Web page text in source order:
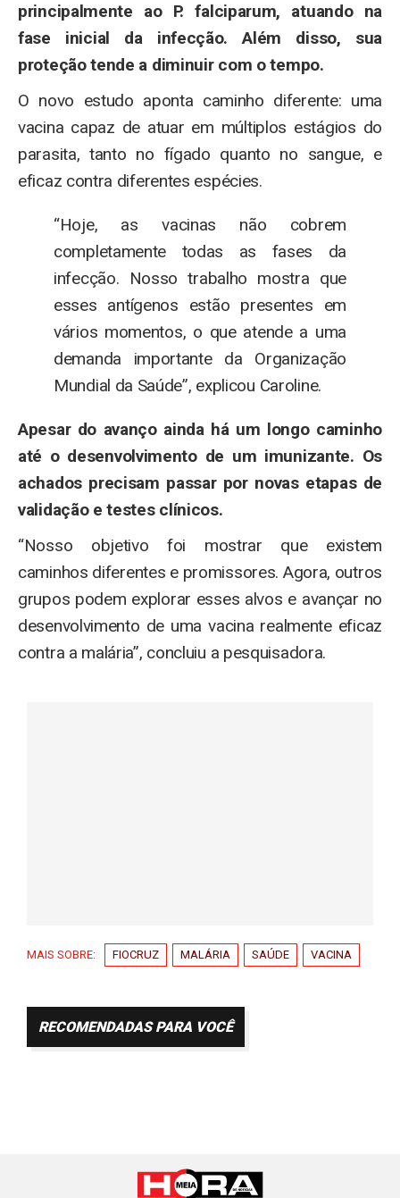
principalmente ao P. falciparum, atuando na
fase inicial da infecção. Além disso, sua
proteção tende a diminuir com o tempo.
O novo estudo aponta caminho diferente: uma
vacina capaz de atuar em múltiplos estágios do
parasita, tanto no fígado quanto no sangue, e
eficaz contra diferentes espécies.
“Hoje, as vacinas não cobrem
completamente todas as fases da
infecção. Nosso trabalho mostra que
esses antígenos estão presentes em
vários momentos, o que atende a uma
demanda importante da Organização
Mundial da Saúde”, explicou Caroline.
Apesar do avanço ainda há um longo caminho
até o desenvolvimento de um imunizante. Os
achados precisam passar por novas etapas de
validação e testes clínicos.
“Nosso objetivo foi mostrar que existem
caminhos diferentes e promissores. Agora, outros
grupos podem explorar esses alvos e avançar no
desenvolvimento de uma vacina realmente eficaz
contra a malária”, concluiu a pesquisadora.
MAIS SOBRE: FIOCRUZ MALÁRIA SAÚDE VACINA
RECOMENDADAS PARA VOCÊ